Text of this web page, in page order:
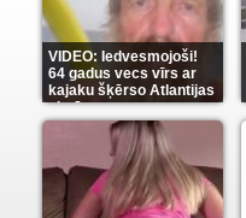
VIDEO: Iedvesmojoši!
64 gadus vecs vīrs ar
kajaku šķērso Atlantijas
okeānu(5)